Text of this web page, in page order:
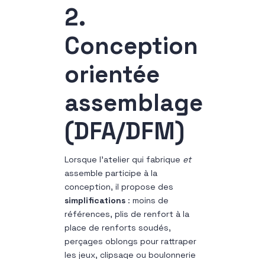
2.
Conception
orientée
assemblage
(DFA/DFM)
Lorsque l’atelier qui fabrique et
assemble participe à la
conception, il propose des
simplifications : moins de
références, plis de renfort à la
place de renforts soudés,
perçages oblongs pour rattraper
les jeux, clipsage ou boulonnerie